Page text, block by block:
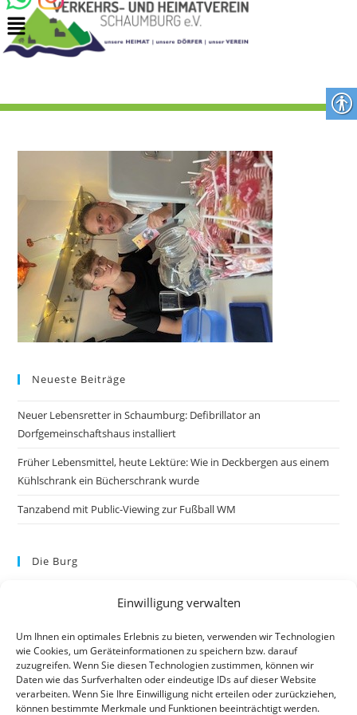
Einwilligung verwalten
Um Ihnen ein optimales Erlebnis zu bieten, verwenden wir Technologien
wie Cookies, um Geräteinformationen zu speichern bzw. darauf
zuzugreifen. Wenn Sie diesen Technologien zustimmen, können wir
Daten wie das Surfverhalten oder eindeutige IDs auf dieser Website
verarbeiten. Wenn Sie Ihre Einwilligung nicht erteilen oder zurückziehen,
können bestimmte Merkmale und Funktionen beeinträchtigt werden.
Neueste Beiträge
Neuer Lebensretter in Schaumburg: Defibrillator an
Dorfgemeinschaftshaus installiert
Früher Lebensmittel, heute Lektüre: Wie in Deckbergen aus einem
Kühlschrank ein Bücherschrank wurde
Tanzabend mit Public-Viewing zur Fußball WM
Die Burg